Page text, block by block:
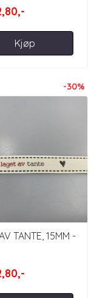
Kjøp
-30%
TANTE, 15MM -